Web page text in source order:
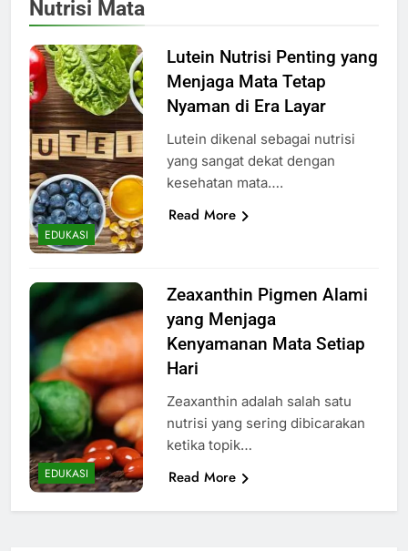
Nutrisi Mata
EDUKASI
Lutein Nutrisi Penting yang
Menjaga Mata Tetap
Nyaman di Era Layar
Lutein dikenal sebagai nutrisi
yang sangat dekat dengan
kesehatan mata….
Read More
EDUKASI
Zeaxanthin Pigmen Alami
yang Menjaga
Kenyamanan Mata Setiap
Hari
Zeaxanthin adalah salah satu
nutrisi yang sering dibicarakan
ketika topik…
Read More